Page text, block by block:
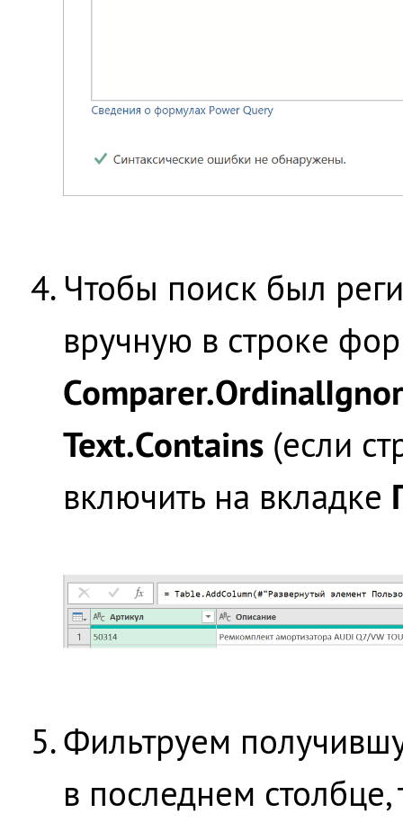
Чтобы поиск был
вручную в строке
Text.Contains (если
включить на вкладке
Фильтруем
в последнем